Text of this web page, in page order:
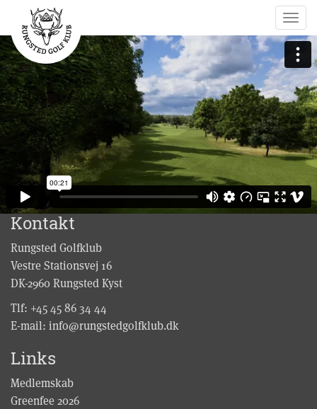
Kontakt
Rungsted Golfklub
Vestre Stationsvej 16
DK-2960 Rungsted Kyst
Tlf: +45 45 86 34 44
E-mail: info@rungstedgolfklub.dk
Links
Medlemskab
Greenfee 2026